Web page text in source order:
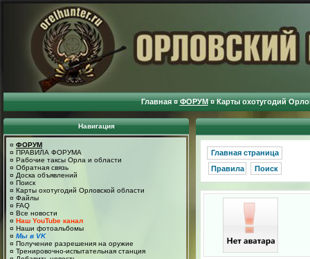
Главная ¤ ФОРУМ ¤ Карты охотугодий
Навигация
¤ ФОРУМ
¤ ПРАВИЛА ФОРУМА
¤ Рабочие таксы Орла и области
¤ Обратная связь
¤ Доска объявлений
¤ Поиск
¤ Карты охотугодий Орловской области
¤ Файлы
¤ FAQ
¤ Все новости
¤ Наш YouTube канал
¤ Наши фотоальбомы
¤ Мы в VK
¤ Получение разрешения на оружие
¤ Тренировочно-испытательная станция
Главная страница
Правила
Поиск